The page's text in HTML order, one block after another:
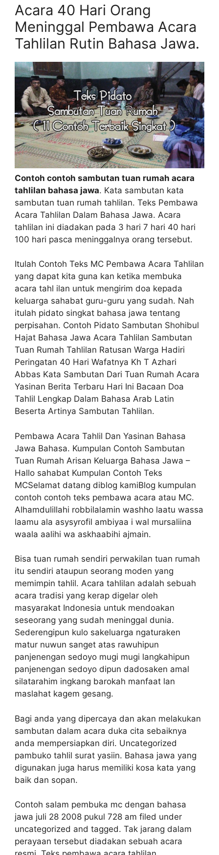
Acara 40 Hari Orang
Meninggal Pembawa Acara
Tahlilan Rutin Bahasa Jawa.
Contoh contoh sambutan tuan rumah acara
tahlilan bahasa jawa. Kata sambutan kata
sambutan tuan rumah tahlilan. Teks Pembawa
Acara Tahlilan Dalam Bahasa Jawa. Acara
tahlilan ini diadakan pada 3 hari 7 hari 40 hari
100 hari pasca meninggalnya orang tersebut.
Itulah Contoh Teks MC Pembawa Acara Tahlilan
yang dapat kita guna kan ketika membuka
acara tahl ilan untuk mengirim doa kepada
keluarga sahabat guru-guru yang sudah. Nah
itulah pidato singkat bahasa jawa tentang
perpisahan. Contoh Pidato Sambutan Shohibul
Hajat Bahasa Jawa Acara Tahlilan Sambutan
Tuan Rumah Tahlilan Ratusan Warga Hadiri
Peringatan 40 Hari Wafatnya Kh T Azhari
Abbas Kata Sambutan Dari Tuan Rumah Acara
Yasinan Berita Terbaru Hari Ini Bacaan Doa
Tahlil Lengkap Dalam Bahasa Arab Latin
Beserta Artinya Sambutan Tahlilan.
Pembawa Acara Tahlil Dan Yasinan Bahasa
Jawa Bahasa. Kumpulan Contoh Sambutan
Tuan Rumah Arisan Keluarga Bahasa Jawa –
Hallo sahabat Kumpulan Contoh Teks
MCSelamat datang diblog kamiBlog kumpulan
contoh contoh teks pembawa acara atau MC.
Alhamdulillahi robbilalamin washho laatu wassa
laamu ala asysyrofil ambiyaa i wal mursaliina
waala aalihi wa askhaabihi ajmain.
Bisa tuan rumah sendiri perwakilan tuan rumah
itu sendiri ataupun seorang moden yang
memimpin tahlil. Acara tahlilan adalah sebuah
acara tradisi yang kerap digelar oleh
masyarakat Indonesia untuk mendoakan
seseorang yang sudah meninggal dunia.
Sederengipun kulo sakeluarga ngaturaken
matur nuwun sanget atas rawuhipun
panjenengan sedoyo mugi mugi langkahipun
panjenengan sedoyo dipun dadosaken amal
silatarahim ingkang barokah manfaat lan
maslahat kagem gesang.
Bagi anda yang dipercaya dan akan melakukan
sambutan dalam acara duka cita sebaiknya
anda mempersiapkan diri. Uncategorized
pambuko tahlil surat yasiin. Bahasa jawa yang
digunakan juga harus memiliki kosa kata yang
baik dan sopan.
Contoh salam pembuka mc dengan bahasa
jawa juli 28 2008 pukul 728 am filed under
uncategorized and tagged. Tak jarang dalam
perayaan tersebut diadakan sebuah acara